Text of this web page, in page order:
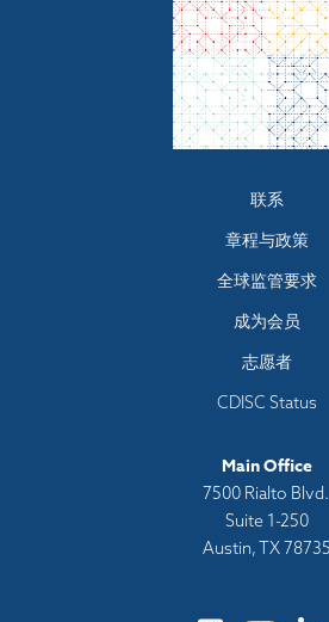
Footer
menu
联系
章程与政策
全球监管要求
成为会员
志愿者
CDISC Status
Main Office
7500 Rialto Blvd.
Suite 1-250
Austin, TX 78735